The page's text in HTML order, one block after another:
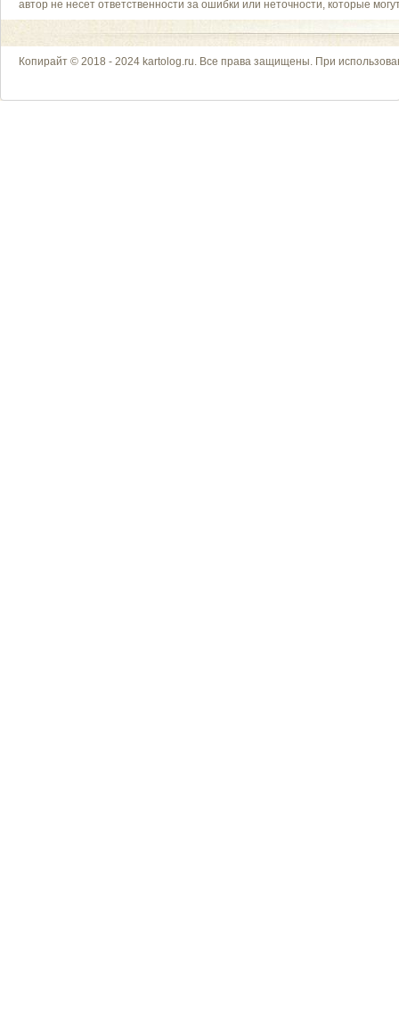
автор не несет ответственности за ошибки или неточности, которые
Копирайт © 2018 - 2024 kartolog.ru. Все права защищены. При